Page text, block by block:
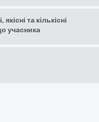
та кількісні
учасника